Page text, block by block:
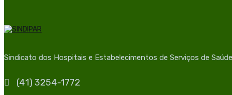
Sindicato dos Hospitais e Estabelecimentos de Serviços de
(41) 3254-1772